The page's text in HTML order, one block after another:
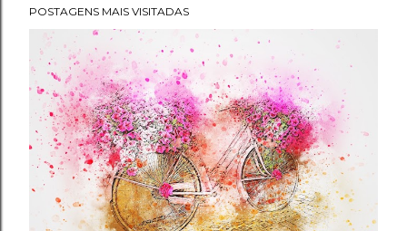
POSTAGENS MAIS VISITADAS